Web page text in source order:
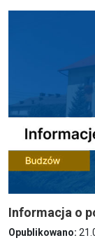
Informacja o
Opublikowano: